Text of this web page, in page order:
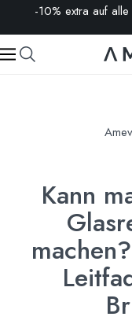
-10% extra auf
Kann